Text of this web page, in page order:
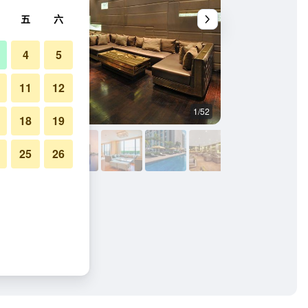
1/52
五 六
4 5
11 12
18 19
25 26